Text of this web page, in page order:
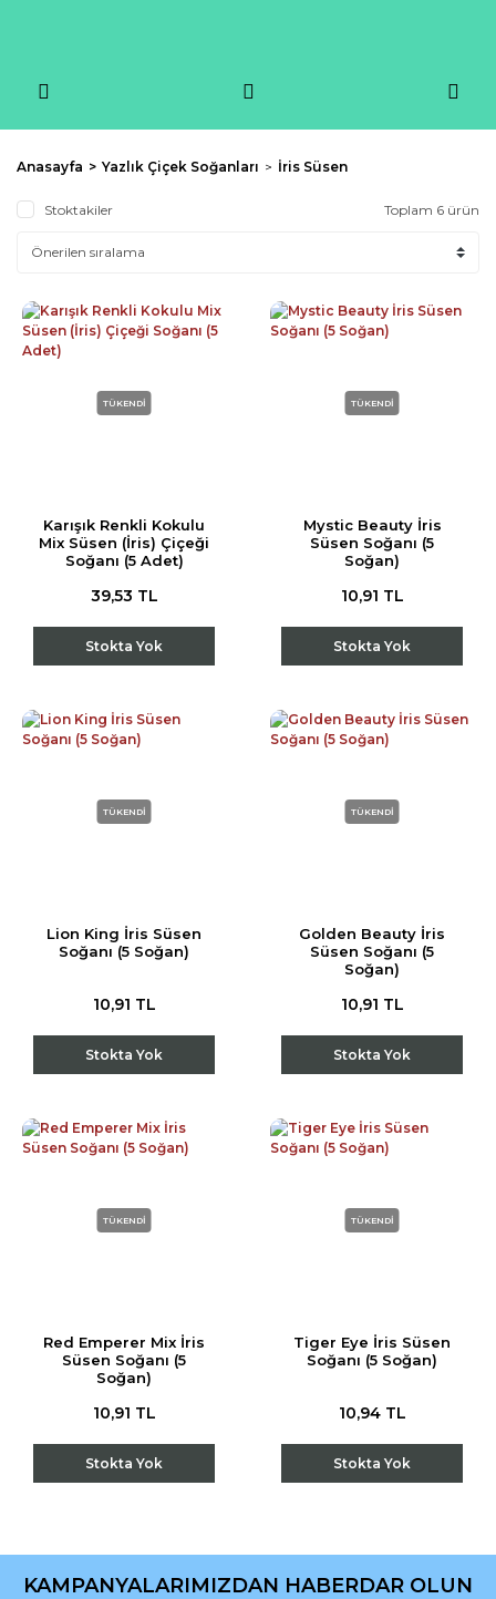
Anasayfa Yazlık Çiçek Soğanları İris Süsen
Stoktakiler Toplam 6 ürün
TÜKENDİ
Karışık Renkli Kokulu
Mix Süsen (İris) Çiçeği
Soğanı (5 Adet)
39,53 TL
Stokta Yok
TÜKENDİ
Mystic Beauty İris
Süsen Soğanı (5
Soğan)
10,91 TL
Stokta Yok
TÜKENDİ
Lion King İris Süsen
Soğanı (5 Soğan)
10,91 TL
Stokta Yok
TÜKENDİ
Golden Beauty İris
Süsen Soğanı (5
Soğan)
10,91 TL
Stokta Yok
TÜKENDİ
Red Emperer Mix İris
Süsen Soğanı (5
Soğan)
10,91 TL
Stokta Yok
TÜKENDİ
Tiger Eye İris Süsen
Soğanı (5 Soğan)
10,94 TL
Stokta Yok
KAMPANYALARIMIZDAN HABERDAR OLUN